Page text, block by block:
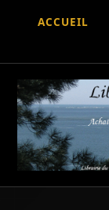
ACCUEIL